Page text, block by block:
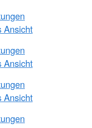
Ansicht
Ansicht
Ansicht